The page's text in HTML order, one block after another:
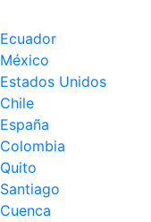
Ecuador
México
Estados Unidos
Chile
España
Colombia
Quito
Santiago
Cuenca